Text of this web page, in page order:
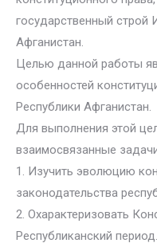
государственный строй
Афганистан.
Целью данной работы
особенностей
Республики Афганистан.
Для выполнения этой
взаимосвязанные
1. Изучить эволюцию
законодательства
2. Охарактеризовать
Республиканский период.